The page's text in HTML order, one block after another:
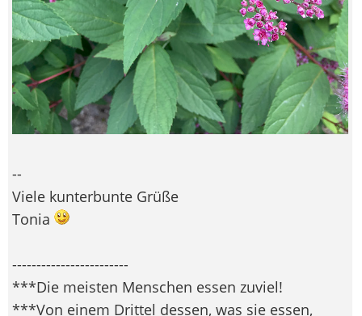
--
Viele kunterbunte Grüße
Tonia
------------------------
***Die meisten Menschen essen zuviel!
***Von einem Drittel dessen, was sie essen,